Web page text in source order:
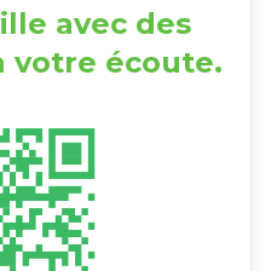
avec des
votre écoute.